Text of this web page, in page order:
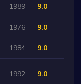
1989 9.0
1976 9.0
1984 9.0
1992 9.0